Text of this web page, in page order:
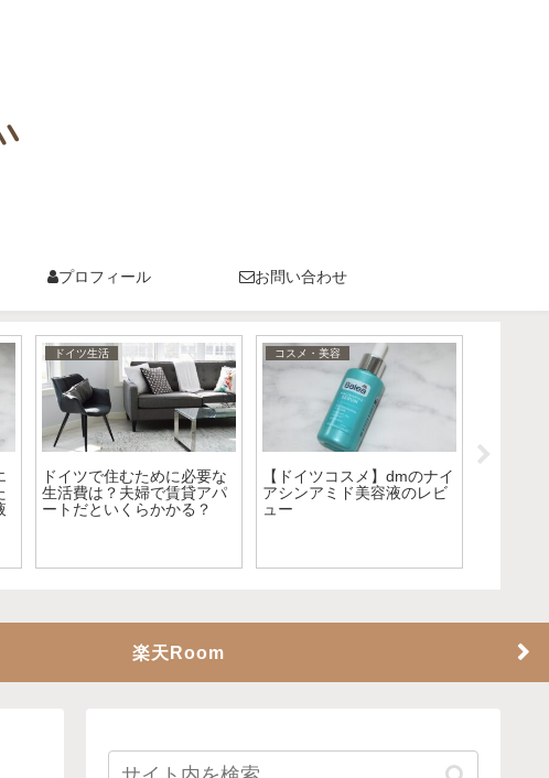
プロフィール お問い合わせ
コスメ・美容
ドイツで使ってよかったヘ
アケア～パサつき解消シャ
ンプー・トリートメント～
コスメ・美容
ドイツでおすすめのヘアケ
ア〜シャンプー・トリート
メント・アウトバスケア〜
楽天Room